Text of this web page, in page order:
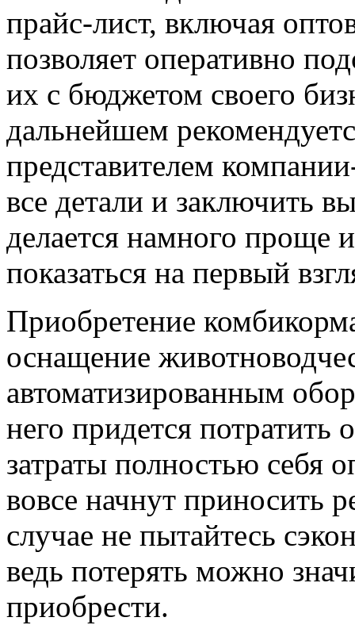
прайс-лист, включая
позволяет оперативно
их с бюджетом своего
дальнейшем
представителем
все детали и заключить
делается намного проще
показаться на первый
Приобретение
оснащение
автоматизированным
него придется потратить
затраты полностью себя
вовсе начнут приносить
случае не пытайтесь
ведь потерять можно
приобрести.